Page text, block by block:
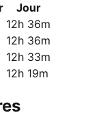
Jour
12h 36m
12h 36m
12h 33m
12h 19m